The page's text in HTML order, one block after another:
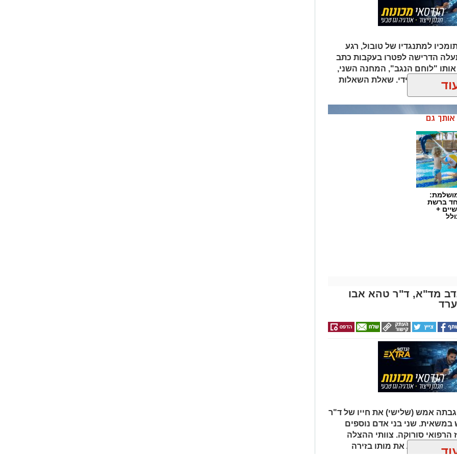
למתנגדיו של טובול, רגע
הדרישה לפטרו בעקבות כתב
"לוחם הנגב", המחנה השני,
סילוקו המיידי. שאלת השאלות
שבע: הפגנה יצרית וסוערת מתקיימת
לפני פתיחתה של אחת מישיבות
האחרונה. על סדר היום עומדת
סגן ראש העיר, שמעון טובול, על רקע
תחנת דלק.
עשרות שוטרים, אשר נאלצים לחצוץ
את מעשיו. המפגינים בצד זה
המערכת וקוראים לעברו קריאות
אותך גם
ברשת
+
מד"א, ד"ר טהא אבו
אמש (שלישי) את חייו של ד"ר
במשאית. שני בני אדם נוספים
הרפואי סורוקה. צוותי ההצלה
לקבוע את מותו בזירה